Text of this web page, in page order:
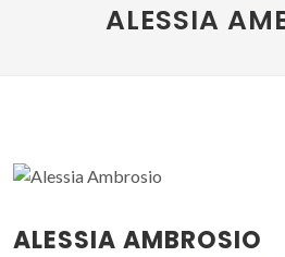
ALESSIA
ALESSIA AMBROSIO